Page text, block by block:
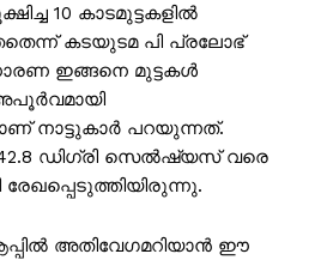
10 കാടമുട്ടകളിൽ
കടയുടമ പി പ്രലോഭ്
ഇങ്ങനെ മുട്ടകൾ
അപൂർവമായി
നാട്ടുകാർ പറയുന്നത്.
42.8 ഡിഗ്രി സെൽഷ്യസ് വരെ
അതിവേഗമറിയാൻ ഈ